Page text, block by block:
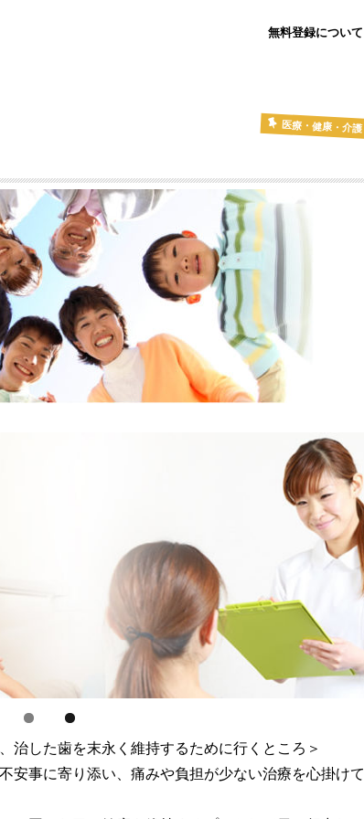
無料登録について
医療・健康・介護
治した歯を末永く維持するために行くところ＞
安事に寄り添い、痛みや負担が少ない治療を心掛けて